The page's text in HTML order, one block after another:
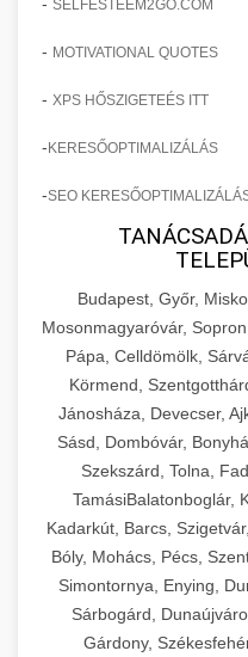
SELFESTEEM2GO.COM
- MOTIVATIONAL QUOTES
- XPS HŐSZIGETEÉS ITT
- KERESŐOPTIMALIZÁLÁS
-SEO
Budapest, Győr,
Mosonmagyaróvár,
Pápa, Celldömölk,
Körmend,
Jánosháza, Devecser,
Sásd, Dombóvár,
Szekszárd, Tolna,
TamásiBalatonboglár,
Kadarkút, Barcs,
Bóly, Mohács, Pécs,
Simontornya, Enying,
Sárbogárd,
Gárdony,